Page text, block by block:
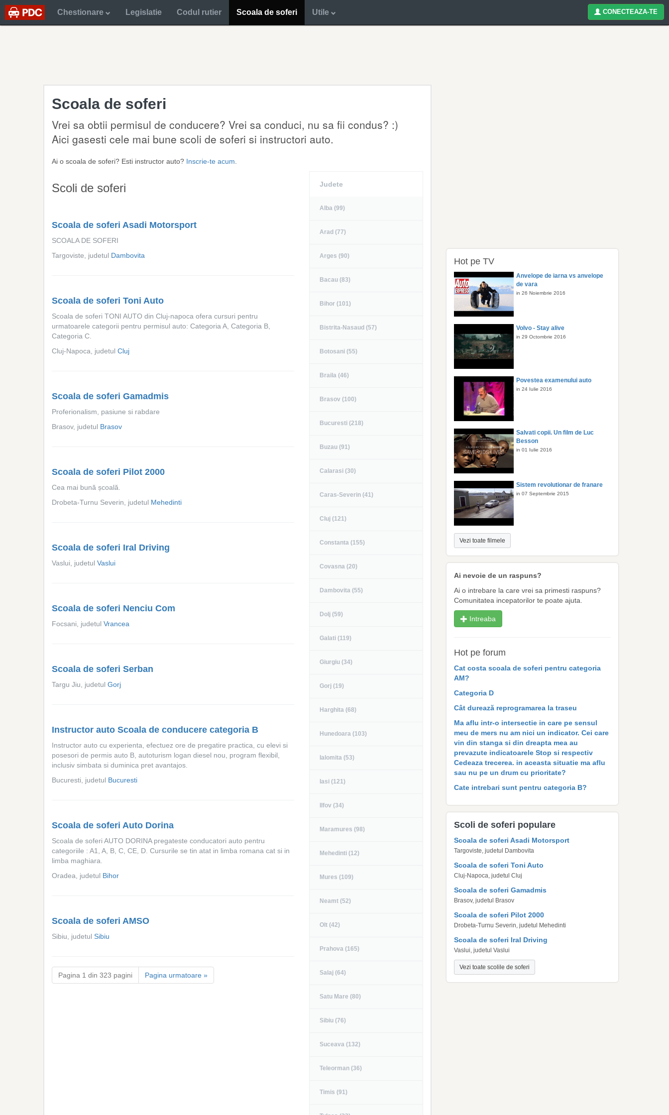
Chestionare Legislatie Codul rutier Scoala de soferi Utile CONECTEAZA-TE
Scoala de soferi
Vrei sa obtii permisul de conducere? Vrei sa conduci, nu sa fii condus? :)
Aici gasesti cele mai bune scoli de soferi si instructori auto.
Ai o scoala de soferi? Esti instructor auto? Inscrie-te acum
Scoli de soferi
Scoala de soferi Asadi Motorsport
SCOALA DE SOFERI
Targoviste, judetul Dambovita
Scoala de soferi Toni Auto
Scoala de soferi TONI AUTO din Cluj-napoca ofera cursuri pentru
urmatoarele categorii pentru permisul auto: Categoria A, Categoria B,
Categoria C.
Cluj-Napoca, judetul Cluj
Scoala de soferi Gamadmis
Proferionalism, pasiune si rabdare
Brasov, judetul Brasov
Scoala de soferi Pilot 2000
Cea mai bună școală.
Drobeta-Turnu Severin, judetul Mehedinti
Scoala de soferi Iral Driving
Vaslui, judetul Vaslui
Scoala de soferi Nenciu Com
Focsani, judetul Vrancea
Scoala de soferi Serban
Targu Jiu, judetul Gorj
Instructor auto Scoala de conducere categoria B
Instructor auto cu experienta, efectuez ore de pregatire practica, cu elevi si
posesori de permis auto B, autoturism logan diesel nou, program flexibil,
inclusiv simbata si duminica pret avantajos.
Bucuresti, judetul Bucuresti
Scoala de soferi Auto Dorina
Scoala de soferi AUTO DORINA pregateste conducatori auto pentru
categoriile : A1, A, B, C, CE, D. Cursurile se tin atat in limba romana cat si in
limba maghiara.
Oradea, judetul Bihor
Scoala de soferi AMSO
Sibiu, judetul Sibiu
Pagina 1 din 323 pagini Pagina urmatoare »
Judete
Alba (99)
Arad (77)
Arges (90)
Bacau (83)
Bihor (101)
Bistrita-Nasaud (57)
Botosani (55)
Braila (46)
Brasov (100)
Bucuresti (218)
Buzau (91)
Calarasi (30)
Caras-Severin (41)
Cluj (121)
Constanta (155)
Covasna (20)
Dambovita (55)
Dolj (59)
Galati (119)
Giurgiu (34)
Gorj (19)
Harghita (68)
Hunedoara (103)
Ialomita (53)
Iasi (121)
Ilfov (34)
Maramures (98)
Mehedinti (12)
Mures (109)
Neamt (52)
Olt (42)
Prahova (165)
Salaj (64)
Satu Mare (80)
Sibiu (76)
Suceava (132)
Teleorman (36)
Timis (91)
Hot pe TV
Anvelope de iarna vs anvelope
de vara
in 26 Noiembrie 2016
Volvo - Stay alive
in 29 Octombrie 2016
Povestea examenului auto
in 24 Iulie 2016
Salvati copii. Un film de Luc
Besson
in 01 Iulie 2016
Sistem revolutionar de franare
in 07 Septembrie 2015
Vezi toate filmele
Ai nevoie de un raspuns?
Ai o intrebare la care vrei sa primesti raspuns?
Comunitatea incepatorilor te poate ajuta.
Intreaba
Hot pe forum
Cat costa scoala de soferi pentru categoria
AM?
Categoria D
Cât durează reprogramarea la traseu
Ma aflu intr-o intersectie in care pe sensul
meu de mers nu am nici un indicator. Cei care
vin din stanga si din dreapta mea au
prevazute indicatoarele Stop si respectiv
Cedeaza trecerea. in aceasta situatie ma aflu
sau nu pe un drum cu prioritate?
Cate intrebari sunt pentru categoria B?
Scoli de soferi populare
Scoala de soferi Asadi Motorsport
Targoviste, judetul Dambovita
Scoala de soferi Toni Auto
Cluj-Napoca, judetul Cluj
Scoala de soferi Gamadmis
Brasov, judetul Brasov
Scoala de soferi Pilot 2000
Drobeta-Turnu Severin, judetul Mehedinti
Scoala de soferi Iral Driving
Vaslui, judetul Vaslui
Vezi toate scolile de soferi